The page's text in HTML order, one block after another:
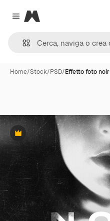
Close menu
Magnific
Home/Stock/PSD/Effetto foto noir
Premium